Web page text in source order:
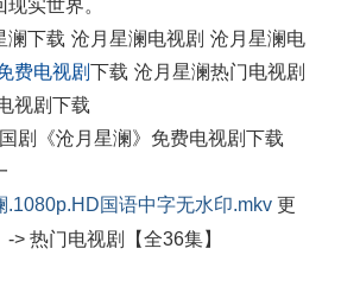
实世界。
澜下载 沧月星澜电视剧 沧月星澜电
费电视剧下载 沧月星澜热门电视剧
视剧下载
剧《沧月星澜》免费电视剧下载
.1080p.HD国语中字无水印.mkv 更
-> 热门电视剧 【全36集】